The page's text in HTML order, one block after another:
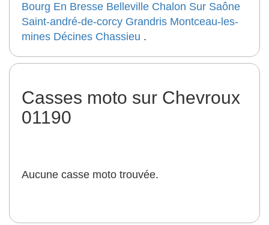
Bourg En Bresse Belleville Chalon Sur Saône
Saint-andré-de-corcy Grandris Montceau-les-
mines Décines Chassieu .
Casses moto sur Chevroux
01190
Aucune casse moto trouvée.